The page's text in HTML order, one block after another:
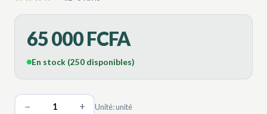
65 000 FCFA
En stock (250 disponibles)
− + Unité: unité